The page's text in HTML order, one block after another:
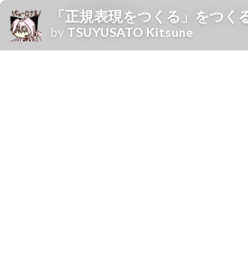
「正規表現をつくる」をつ
by TSUYUSATO Kitsune